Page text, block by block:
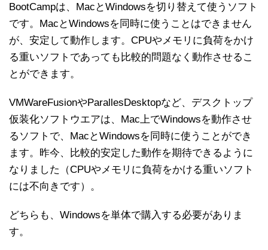
BootCampは、MacとWindowsを切り替えて使うソフト
です。MacとWindowsを同時に使うことはできません
が、安定して動作します。CPUやメモリに負荷をかけ
る重いソフトであっても比較的問題なく動作させるこ
とができます。
VMWareFusionやParallesDesktopなど、デスクトップ
仮装化ソフトウエアは、Mac上でWindowsを動作させ
るソフトで、MacとWindowsを同時に使うことができ
ます。昨今、比較的安定した動作を期待できるように
なりました（CPUやメモリに負荷をかける重いソフト
には不向きです）。
どちらも、Windowsを単体で購入する必要がありま
す。